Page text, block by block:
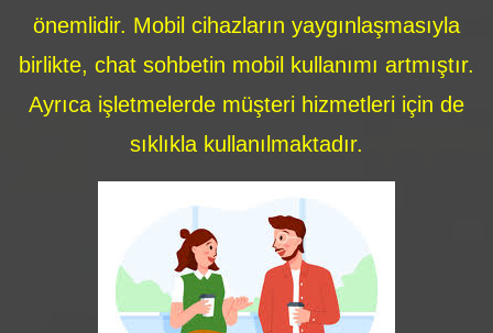
önemlidir. Mobil cihazların yaygınlaşmasıyla
birlikte, chat sohbetin mobil kullanımı artmıştır.
Ayrıca işletmelerde müşteri hizmetleri için de
sıklıkla kullanılmaktadır.